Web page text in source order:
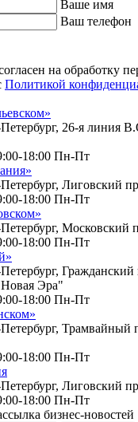
Ваше имя
Ваш телефон
на обработку
Политикой
26-я линия
18:00 Пн-Пт
Лиговский
18:00 Пн-Пт
Московский
18:00 Пн-Пт
Эра"
18:00 Пн-Пт
Трамвайный
18:00 Пн-Пт
Лиговский
18:00 Пн-Пт
бизнес-новостей